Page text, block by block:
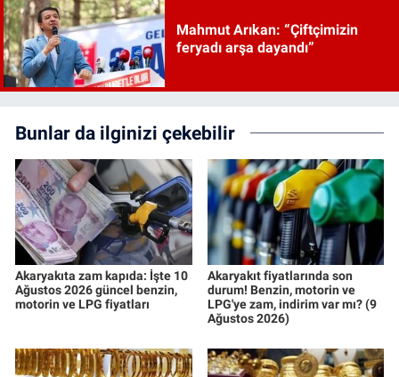
Mahmut Arıkan: “Çiftçimizin
feryadı arşa dayandı”
Bunlar da ilginizi çekebilir
Akaryakıta zam kapıda: İşte 10
Ağustos 2026 güncel benzin,
motorin ve LPG fiyatları
Akaryakıt fiyatlarında son
durum! Benzin, motorin ve
LPG'ye zam, indirim var mı? (9
Ağustos 2026)